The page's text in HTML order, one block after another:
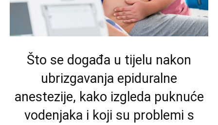
Što se događa u tijelu nakon
ubrizgavanja epiduralne
anestezije, kako izgleda puknuće
vodenjaka i koji su problemi s